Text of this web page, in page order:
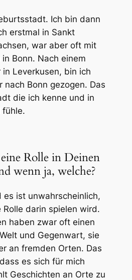
Ich bin dann
erstmal in Sankt
war aber oft mit
Bonn. Nach einem
Leverkusen, bin ich
nach Bonn gezogen. Das
die ich kenne und in
fühle.
Rolle in Deinen
wenn ja, welche?
es ist unwahrscheinlich,
Rolle darin spielen wird.
haben zwar oft einen
und Gegenwart, sie
an fremden Orten. Das
es sich für mich
Geschichten an Orte zu